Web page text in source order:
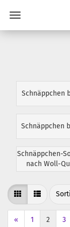
Schnäppchen
Schnäppchen
Schnäppchen-
nach Woll-
« 1 2 3